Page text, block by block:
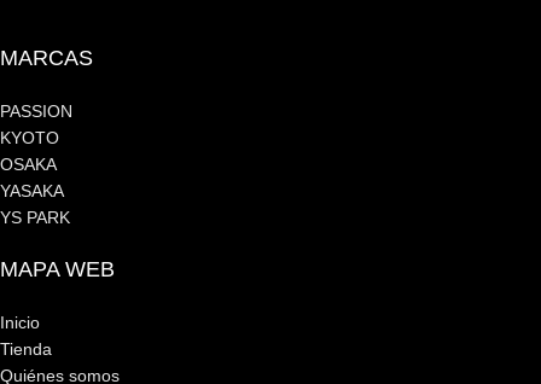
MARCAS
PASSION
KYOTO
OSAKA
YASAKA
YS PARK
MAPA WEB
Inicio
Tienda
Quiénes somos